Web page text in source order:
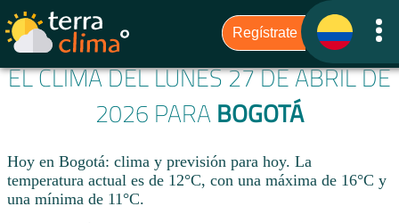
EL CLIMA DEL LUNES 27 DE ABRIL DE
2026 PARA BOGOTÁ
Hoy en Bogotá: clima y previsión para hoy. La
temperatura actual es de 12°C, con una máxima de 16°C y
una mínima de 11°C.​